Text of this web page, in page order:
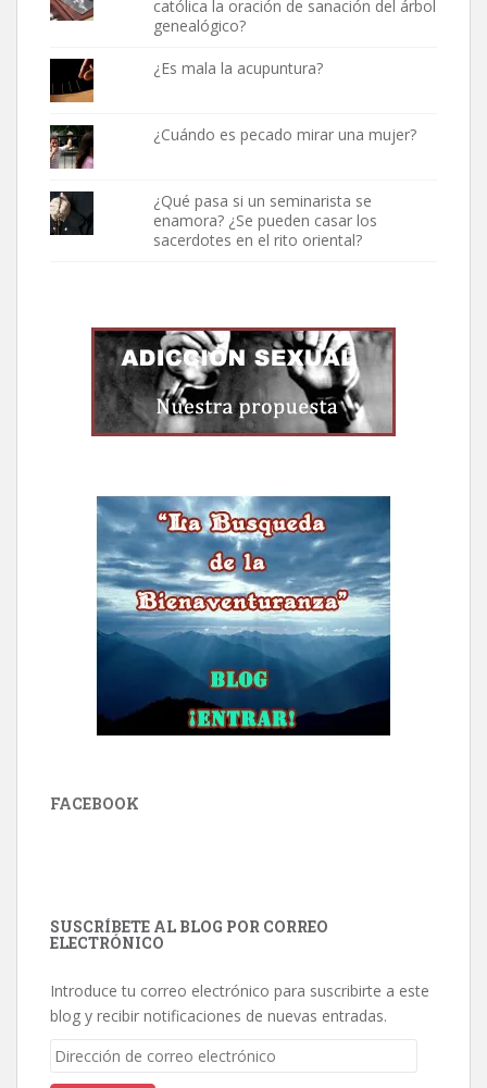
católica la oración de sanación del árbol
genealógico?
¿Es mala la acupuntura?
¿Cuándo es pecado mirar una mujer?
¿Qué pasa si un seminarista se
enamora? ¿Se pueden casar los
sacerdotes en el rito oriental?
FACEBOOK
SUSCRÍBETE AL BLOG POR CORREO
ELECTRÓNICO
Introduce tu correo electrónico para suscribirte a este
blog y recibir notificaciones de nuevas entradas.
Dirección